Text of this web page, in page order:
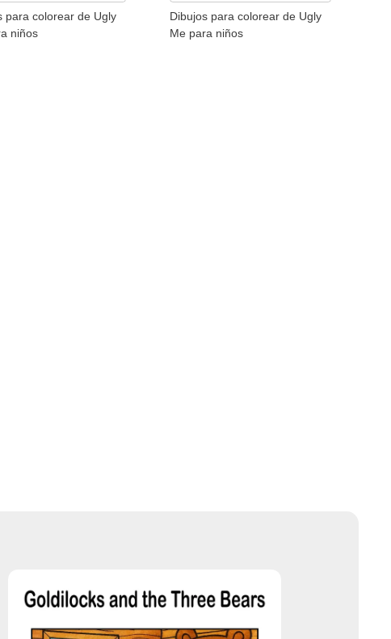
para colorear de Ugly
niños
Dibujos para colorear de Ugly
Me para niños